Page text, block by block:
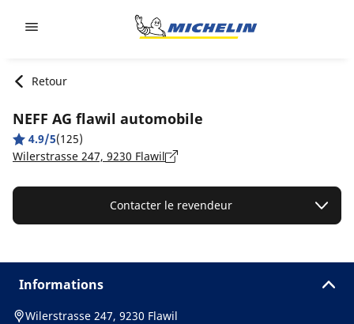
Retour
NEFF AG flawil automobile
4.9/5(125)
Wilerstrasse 247, 9230 Flawil
Contacter le revendeur
Informations
Wilerstrasse 247, 9230 Flawil